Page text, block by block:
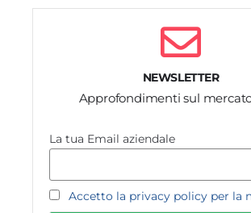
NEWSLETTER
Approfondimenti sul
La tua Email aziendale
Accetto la privacy policy per la